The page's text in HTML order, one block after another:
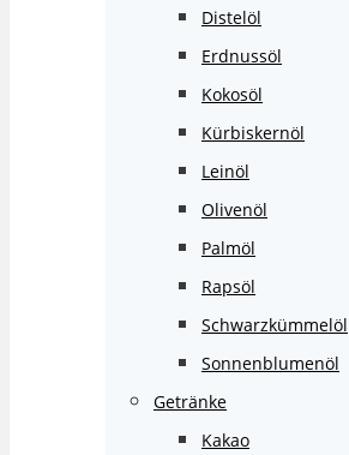
Distelöl
Erdnussöl
Kokosöl
Kürbiskernöl
Leinöl
Olivenöl
Palmöl
Rapsöl
Schwarzkümmelöl
Sonnenblumenöl
Getränke
Kakao